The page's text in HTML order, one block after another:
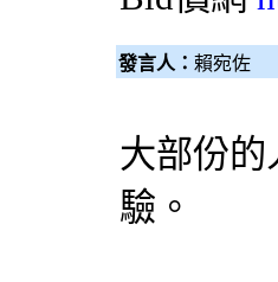
發言人： 賴宛佐
大部份
驗。